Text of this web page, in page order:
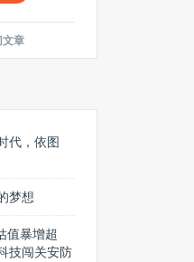
文章
代，依图
梦想
值暴增超
技闯关安防